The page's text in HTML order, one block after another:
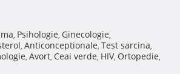
, Psihologie, Ginecologie,
, Anticonceptionale, Test sarcina,
, Avort, Ceai verde, HIV, Ortopedie,